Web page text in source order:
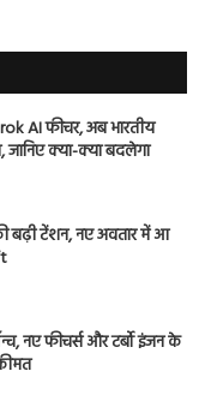
AI फीचर, अब भारतीय
क्या-क्या बदलेगा
बढ़ी टेंशन, नए अवतार में आ
नए फीचर्स और टर्बो इंजन के